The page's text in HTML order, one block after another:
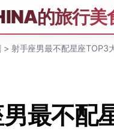
的旅行美
> 射手座男最不配星座TOP3
最不配